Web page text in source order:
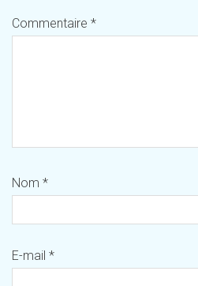
Commentaire *
Nom *
E-mail *